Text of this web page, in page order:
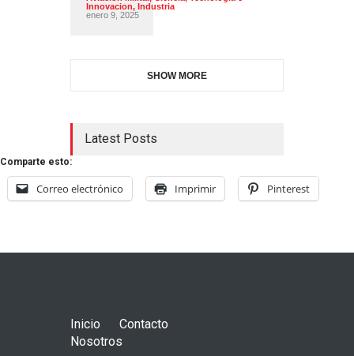
Innovacion, Industria
enero 9, 2025
SHOW MORE
Latest Posts
Comparte esto:
Correo electrónico Imprimir Pinterest
Inicio
Contacto
Nosotros